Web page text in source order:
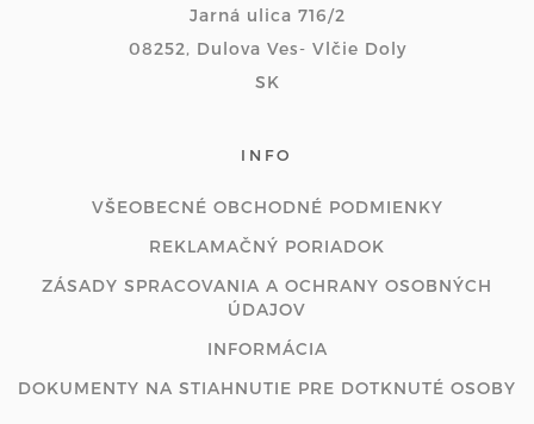
Jarná ulica 716/2
08252, Dulova Ves- Vlčie Doly
SK
INFO
VŠEOBECNÉ OBCHODNÉ PODMIENKY
REKLAMAČNÝ PORIADOK
ZÁSADY SPRACOVANIA A OCHRANY OSOBNÝCH
ÚDAJOV
INFORMÁCIA
DOKUMENTY NA STIAHNUTIE PRE DOTKNUTÉ OSOBY